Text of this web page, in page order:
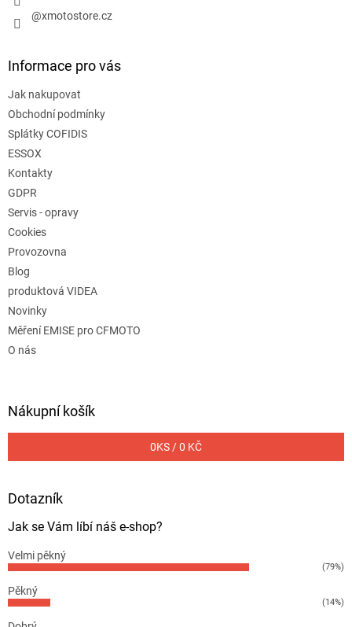
@xmotostore.cz
Informace pro vás
Jak nakupovat
Obchodní podmínky
Splátky COFIDIS
ESSOX
Kontakty
GDPR
Servis - opravy
Cookies
Provozovna
Blog
produktová VIDEA
Novinky
Měření EMISE pro CFMOTO
O nás
Nákupní košík
0KS /0 KČ
Dotazník
Jak se Vám líbí náš e-shop?
Velmi pěkný
(79%)
Pěkný
(14%)